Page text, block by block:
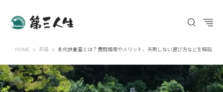
HOME 第三人生 〜寄り道の歩き方〜
葬儀 永代供養墓とは？費用相場やメリット、失敗しない選び方などを解説